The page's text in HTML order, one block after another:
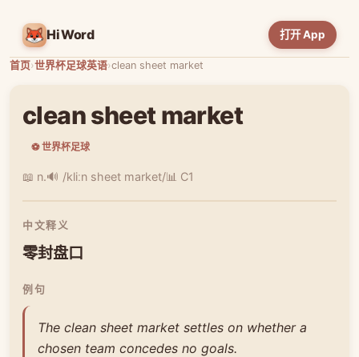
HiWord 打开 App
首页›世界杯足球英语›clean sheet market
clean sheet market
⚽ 世界杯足球
📖 n.🔊 /kliːn sheet market/📊 C1
中文释义
零封盘口
例句
The clean sheet market settles on whether a
chosen team concedes no goals.